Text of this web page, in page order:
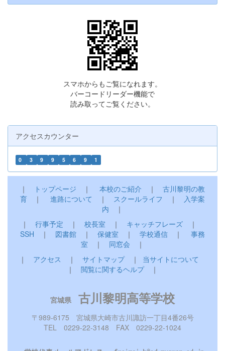
スマホからもご覧になれます。
バーコードリーダー機能で
読み取ってご覧ください。
アクセスカウンター
0 3 9 9 5 6 9 1
｜ トップページ ｜ 本校のご紹介 ｜ 古川黎明の教
育 ｜ 進路について ｜ スクールライフ ｜ 入学案
内 ｜
｜ 行事予定 ｜ 校長室 ｜ キャッチフレーズ ｜
SSH ｜ 図書館 ｜ 保健室 ｜ 学校通信 ｜ 事務
室 ｜ 同窓会 ｜
｜ アクセス ｜ サイトマップ｜ 当サイトについて
｜ 閲覧に関するヘルプ｜
宮城県 古川黎明高等学校
〒989-6175 宮城県大崎市古川諏訪一丁目4番26号
TEL 0229-22-3148 FAX 0229-22-1024